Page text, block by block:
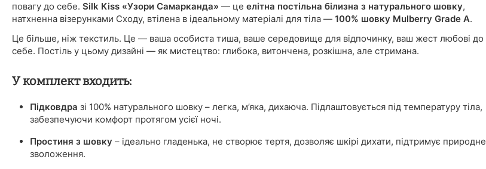
повагу до себе. Silk Kiss «Узори Самарканда» — це елітна постільна білизна з натурального шовку,
натхненна візерунками Сходу, втілена в ідеальному матеріалі для тіла — 100% шовку Mulberry Grade A.
Це більше, ніж текстиль. Це — ваша особиста тиша, ваше середовище для відпочинку, ваш жест любові до
себе. Постіль у цьому дизайні — як мистецтво: глибока, витончена, розкішна, але стримана.
У комплект входить:
Підковдра зі 100% натурального шовку – легка, м’яка, дихаюча. Підлаштовується під температуру тіла,
забезпечуючи комфорт протягом усієї ночі.
Простиня з шовку – ідеально гладенька, не створює тертя, дозволяє шкірі дихати, підтримує природне
зволоження.